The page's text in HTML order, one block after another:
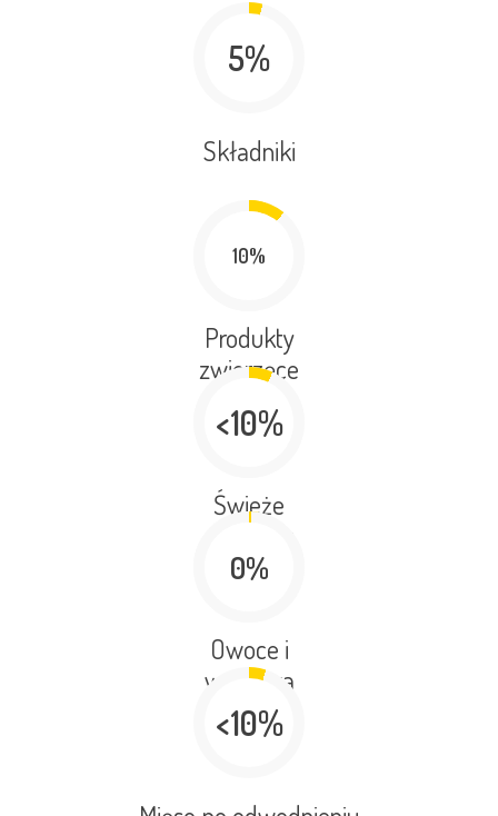
5%
Składniki
10%
Produkty
zwierzęce
<10%
Świeże
zwierzęce
0%
Owoce i
warzywa
<10%